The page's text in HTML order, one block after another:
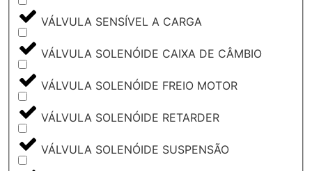
VÁLVULA SENSÍVEL A CARGA
VÁLVULA SOLENÓIDE CAIXA DE CÂMBIO
VÁLVULA SOLENÓIDE FREIO MOTOR
VÁLVULA SOLENÓIDE RETARDER
VÁLVULA SOLENÓIDE SUSPENSÃO